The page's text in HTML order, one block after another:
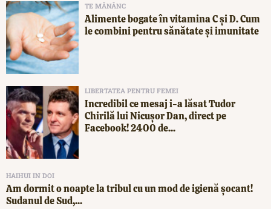
TE MĂNÂNC
Alimente bogate în vitamina C și D. Cum
le combini pentru sănătate și imunitate
LIBERTATEA PENTRU FEMEI
Incredibil ce mesaj i-a lăsat Tudor
Chirilă lui Nicușor Dan, direct pe
Facebook! 2400 de...
HAIHUI IN DOI
Am dormit o noapte la tribul cu un mod de igienă șocant!
Sudanul de Sud,...